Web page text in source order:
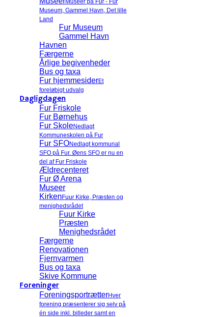
Museer på Fur - Fur
Museum, Gammel Havn, Det lille
Land
Fur Museum
Gammel Havn
Havnen
Færgerne
Årlige begivenheder
Bus og taxa
Fur hjemmesiderEt
foreløbigt udvalg
Dagligdagen
Fur Friskole
Fur Børnehus
Fur SkoleNedlagt
Kommuneskolen på Fur
Fur SFONedlagt kommunal
SFO på Fur. Øens SFO er nu en
del af Fur Friskole
Ældrecenteret
Fur Ø Arena
Museer
Kirken Fuur Kirke, Præsten og
menighedsrådet
Fuur Kirke
Præsten
Menighedsrådet
Færgerne
Renovationen
Fjernvarmen
Bus og taxa
Skive Kommune
Foreninger
ForeningsportrætterHver
forening præsenterer sig selv på
én side inkl. billeder samt en